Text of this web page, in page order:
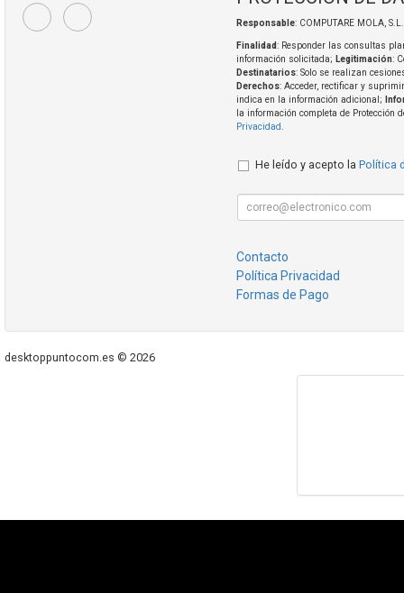
Responsable: COMPUTARE MOLA, S.L.
Finalidad: Responder las consultas
información solicitada; Legitimación:
Destinatarios: Solo se realizan
Derechos: Acceder, rectificar y
indica en la información adicional;
la información completa de Protección
Privacidad
He leído y acepto laPolítica
Contacto
Política Privacidad
Formas de Pago
desktoppuntocom.es © 2026